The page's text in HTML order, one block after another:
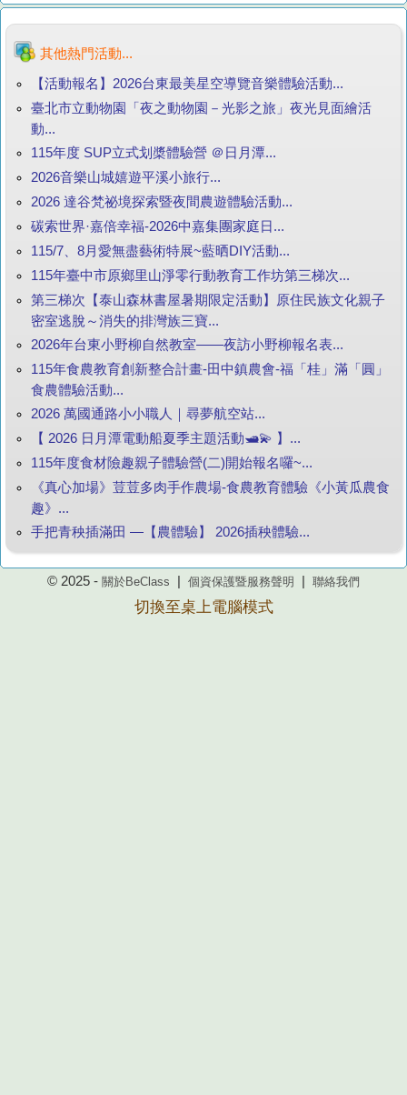
其他熱門活動...
【活動報名】2026台東最美星空導覽音樂體驗活動...
臺北市立動物園「夜之動物園－光影之旅」夜光見面繪活
動...
115年度 SUP立式划槳體驗營 ＠日月潭...
2026音樂山城嬉遊平溪小旅行...
2026 達谷梵祕境探索暨夜間農遊體驗活動...
碳索世界·嘉倍幸福-2026中嘉集團家庭日...
115/7、8月愛無盡藝術特展~藍晒DIY活動...
115年臺中市原鄉里山淨零行動教育工作坊第三梯次...
第三梯次【泰山森林書屋暑期限定活動】原住民族文化親子
密室逃脫～消失的排灣族三寶...
2026年台東小野柳自然教室——夜訪小野柳報名表...
115年食農教育創新整合計畫-田中鎮農會-福「桂」滿「圓」
食農體驗活動...
2026 萬國通路小小職人｜尋夢航空站...
【 2026 日月潭電動船夏季主題活動🛥️💫 】...
115年度食材險趣親子體驗營(二)開始報名囉~...
《真心加場》荳荳多肉手作農場-食農教育體驗《小黃瓜農食
趣》...
手把青秧插滿田 —【農體驗】 2026插秧體驗...
© 2025 - 關於BeClass 個資保護暨服務聲明 聯絡我們
切換至桌上電腦模式